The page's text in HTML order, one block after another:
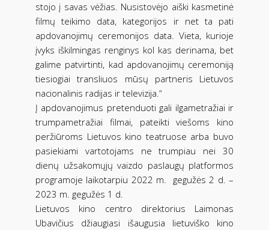
stojo į savas vėžias. Nusistovėjo aiški kasmetinė
filmų teikimo data, kategorijos ir net ta pati
apdovanojimų ceremonijos data. Vieta, kurioje
įvyks iškilmingas renginys kol kas derinama, bet
galime patvirtinti, kad apdovanojimų ceremoniją
tiesiogiai transliuos mūsų partneris Lietuvos
nacionalinis radijas ir televizija.“
Į apdovanojimus pretenduoti gali ilgametražiai ir
trumpametražiai filmai, pateikti viešoms kino
peržiūroms Lietuvos kino teatruose arba buvo
pasiekiami vartotojams ne trumpiau nei 30
dienų užsakomųjų vaizdo paslaugų platformos
programoje laikotarpiu 2022 m. gegužės 2 d. –
2023 m. gegužės 1 d.
Lietuvos kino centro direktorius Laimonas
Ubavičius džiaugiasi išaugusia lietuviško kino